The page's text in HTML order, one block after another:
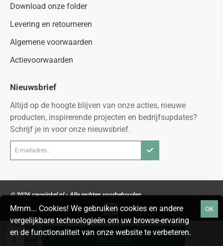
Mmm... Cookies! We gebruiken cookies en andere
vergelijkbare technologieën om uw browse-ervaring
en de functionaliteit van onze website te verbeteren.
OK
BESTELLEN
Download onze folder
Levering en retourneren
Algemene voorwaarden
Actievoorwaarden
Nieuwsbrief
Altijd op de hoogte blijven van onze acties, nieuwe
producten, inspirerende projecten en bedrijfsupdates?
Schrijf je in voor onze nieuwsbrief.
mailadres...
© 2026 cavwinkel.nl - Alle rechten voorbehouden